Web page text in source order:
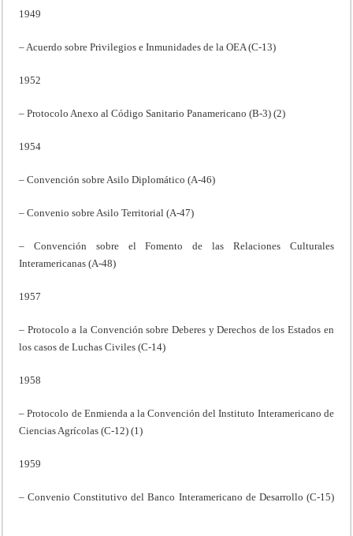
1949
– Acuerdo sobre Privilegios e Inmunidades de la OEA (C-13)
1952
– Protocolo Anexo al Código Sanitario Panamericano (B-3) (2)
1954
– Convención sobre Asilo Diplomático (A-46)
– Convenio sobre Asilo Territorial (A-47)
– Convención sobre el Fomento de las Relaciones Culturales
Interamericanas (A-48)
1957
– Protocolo a la Convención sobre Deberes y Derechos de los Estados en
los casos de Luchas Civiles (C-14)
1958
– Protocolo de Enmienda a la Convención del Instituto Interamericano de
Ciencias Agrícolas (C-12) (1)
1959
– Convenio Constitutivo del Banco Interamericano de Desarrollo (C-15)